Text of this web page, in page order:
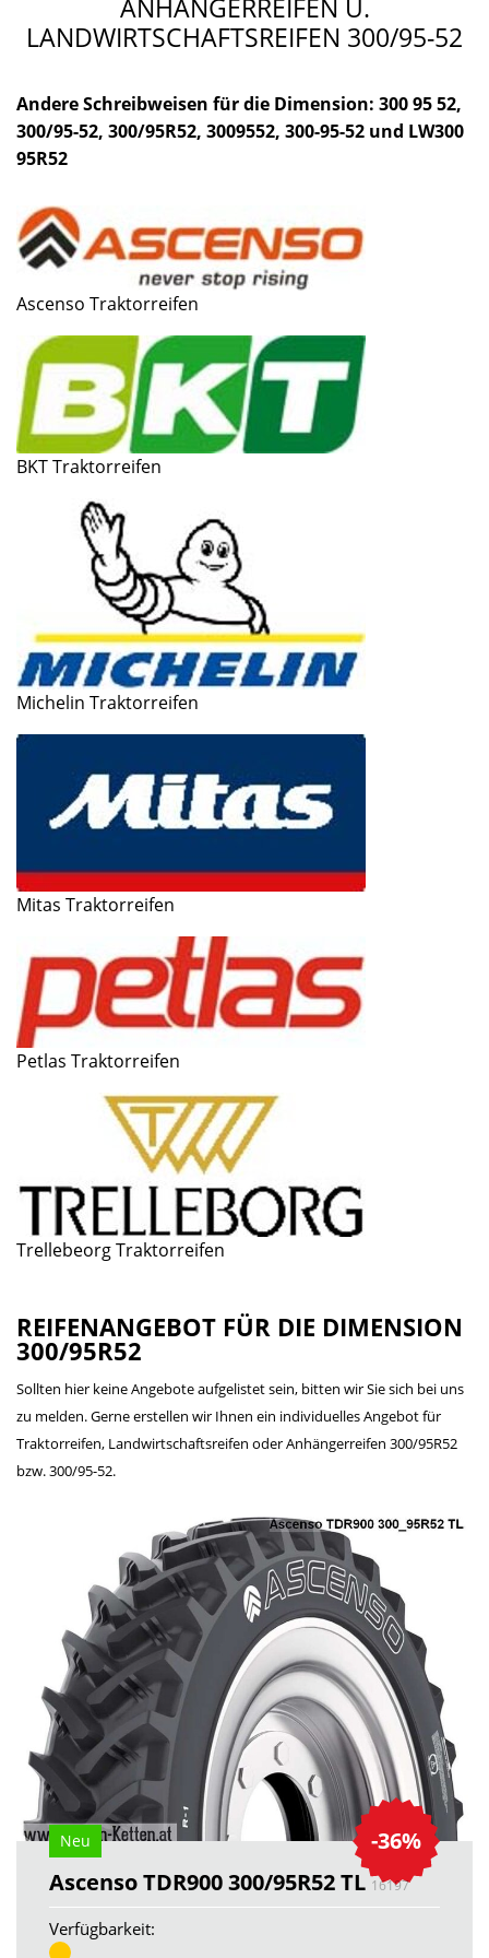
ANHÄNGERREIFEN U.
LANDWIRTSCHAFTSREIFEN 300/95-52
Andere Schreibweisen für die Dimension: 300 95 52,
300/95-52, 300/95R52, 3009552, 300-95-52 und LW300
95R52
Ascenso Traktorreifen
BKT Traktorreifen
Michelin Traktorreifen
Mitas Traktorreifen
Petlas Traktorreifen
Trellebeorg Traktorreifen
REIFENANGEBOT FÜR DIE DIMENSION
300/95R52
Sollten hier keine Angebote aufgelistet sein, bitten wir Sie sich bei uns
zu melden. Gerne erstellen wir Ihnen ein individuelles Angebot für
Traktorreifen, Landwirtschaftsreifen oder Anhängerreifen 300/95R52
bzw. 300/95-52.
-36%
Neu
Ascenso TDR900 300/95R52 TL16197
Verfügbarkeit: